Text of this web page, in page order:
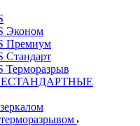
Эконом
Премиум
Стандарт
Терморазрыв
НЕСТАНДАРТНЫЕ